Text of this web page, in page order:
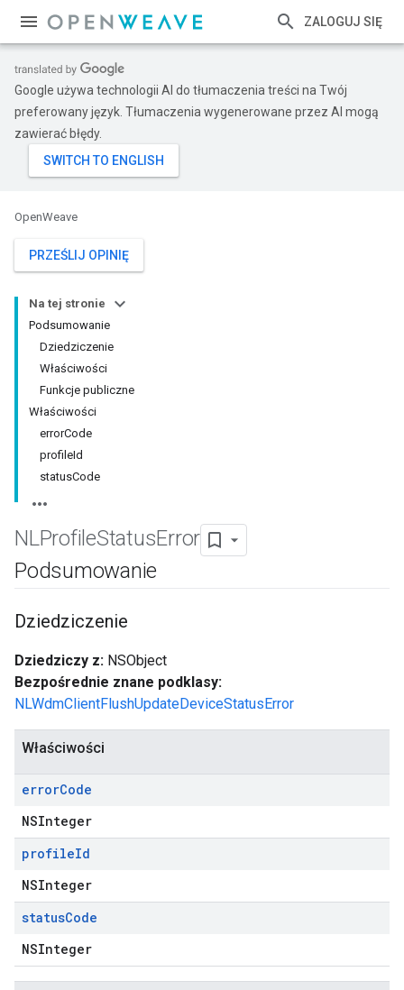
ZALOGUJ SIĘ
Google używa technologii AI do tłumaczenia treści na Twój
preferowany język. Tłumaczenia wygenerowane przez AI mogą
zawierać błędy.
OpenWeave
PRZEŚLIJ OPINIĘ
Na tej stronie
Podsumowanie
Dziedziczenie
Właściwości
Funkcje publiczne
Właściwości
errorCode
profileId
statusCode
NLProfileStatusError
Podsumowanie
Dziedziczenie
Dziedziczy z: NSObject
Bezpośrednie znane podklasy:
NLWdmClientFlushUpdateDeviceStatusError
Właściwości
errorCode
NSInteger
profileId
NSInteger
statusCode
NSInteger